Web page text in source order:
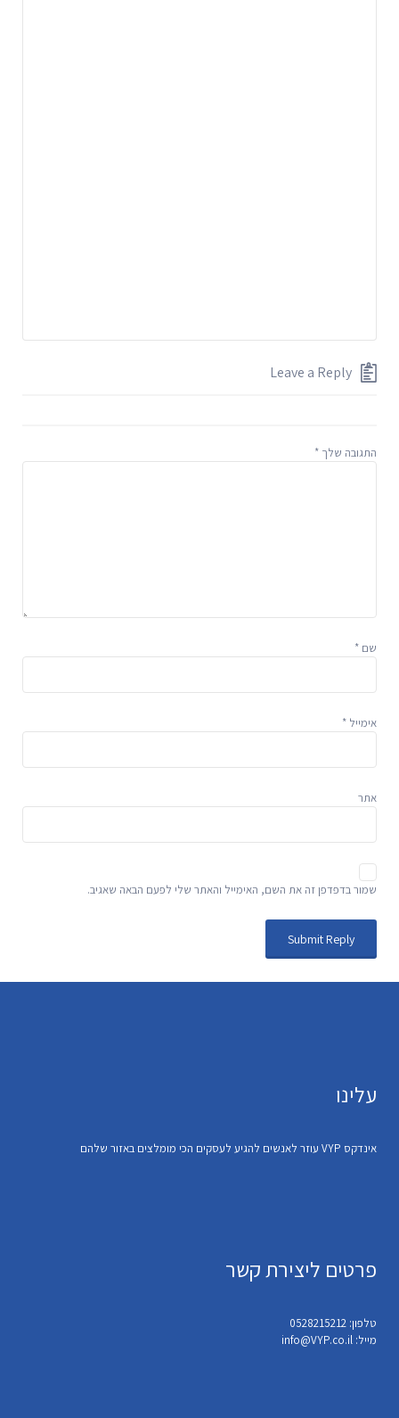
Leave a Reply
התגובה שלך *
שם *
אימייל *
אתר
שמור בדפדפן זה את השם, האימייל והאתר שלי לפעם הבאה שאגיב.
עלינו
אינדקס VYP עוזר לאנשים להגיע לעסקים הכי מומלצים באזור שלהם
פרטים ליצירת קשר
טלפון: 0528215212
מייל: info@VYP.co.il